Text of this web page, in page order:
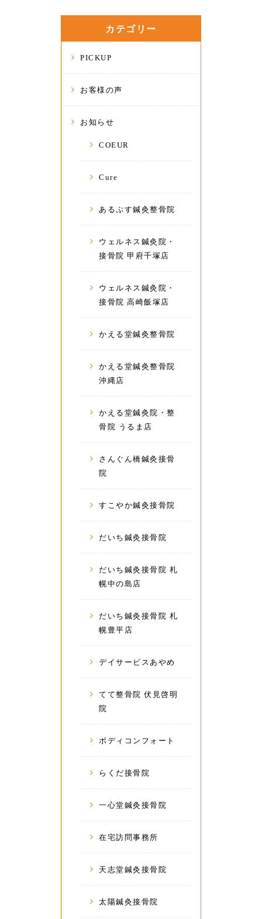
カテゴリー
PICKUP
お客様の声
お知らせ
COEUR
Cure
あるぷす鍼灸整骨院
ウェルネス鍼灸院・
接骨院 甲府千塚店
ウェルネス鍼灸院・
接骨院 高崎飯塚店
かえる堂鍼灸整骨院
かえる堂鍼灸整骨院
沖縄店
かえる堂鍼灸院・整
骨院 うるま店
さんぐん橋鍼灸接骨
院
すこやか鍼灸接骨院
だいち鍼灸接骨院
だいち鍼灸接骨院 札
幌中の島店
だいち鍼灸接骨院 札
幌豊平店
デイサービスあやめ
てて整骨院 伏見啓明
院
ボディコンフォート
らくだ接骨院
一心堂鍼灸接骨院
在宅訪問事務所
天志堂鍼灸接骨院
太陽鍼灸接骨院